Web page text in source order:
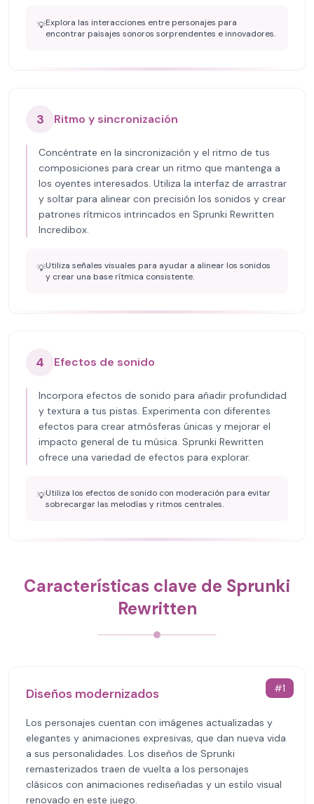
💡Explora las interacciones entre personajes para
encontrar paisajes sonoros sorprendentes e innovadores.
3 Ritmo y sincronización
Concéntrate en la sincronización y el ritmo de tus
composiciones para crear un ritmo que mantenga a
los oyentes interesados. Utiliza la interfaz de arrastrar
y soltar para alinear con precisión los sonidos y crear
patrones rítmicos intrincados en Sprunki Rewritten
Incredibox.
💡Utiliza señales visuales para ayudar a alinear los sonidos
y crear una base rítmica consistente.
4 Efectos de sonido
Incorpora efectos de sonido para añadir profundidad
y textura a tus pistas. Experimenta con diferentes
efectos para crear atmósferas únicas y mejorar el
impacto general de tu música. Sprunki Rewritten
ofrece una variedad de efectos para explorar.
💡Utiliza los efectos de sonido con moderación para evitar
sobrecargar las melodías y ritmos centrales.
Características clave de Sprunki
Rewritten
#1
Diseños modernizados
Los personajes cuentan con imágenes actualizadas y
elegantes y animaciones expresivas, que dan nueva vida
a sus personalidades. Los diseños de Sprunki
remasterizados traen de vuelta a los personajes
clásicos con animaciones rediseñadas y un estilo visual
renovado en este juego.